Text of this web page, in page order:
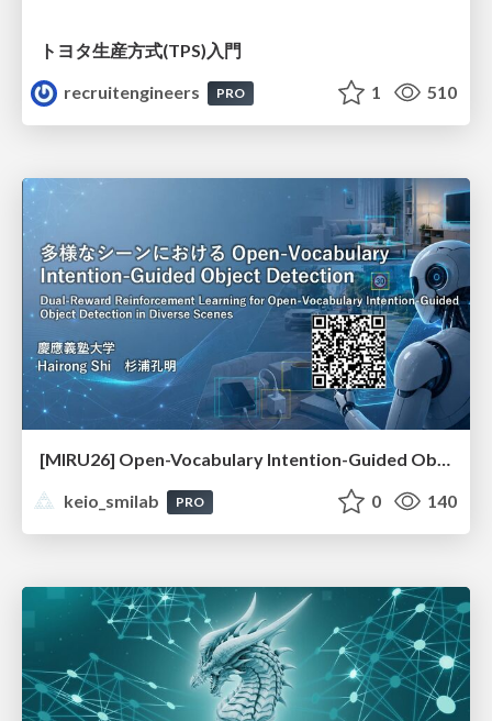
トヨタ⽣産⽅式(TPS)⼊⾨
recruitengineers
PRO 1 510
[MIRU26] Open-Vocabulary Intention-Guided Object Detection in Diverse Scenes
keio_smilab
PRO 0 140